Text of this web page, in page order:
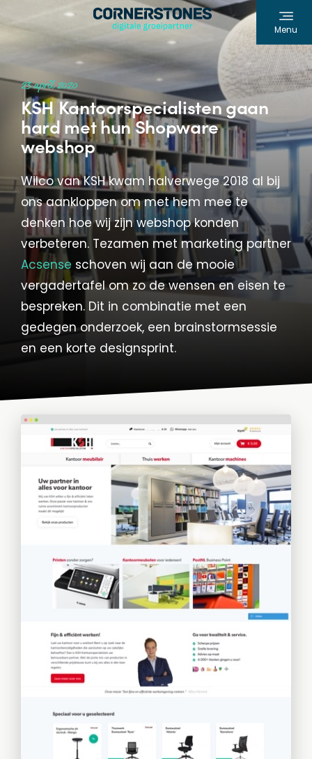
Menu
23 april 2020
KSH Kantoorspecialisten gaan
hard met hun Shopware
webshop
Wilco van KSH kwam halverwege 2018 al bij
ons aankloppen om met hem mee te
denken hoe wij zijn webshop konden
verbeteren. Tezamen met marketing partner
Acsense schoven wij aan de mooie
vergadertafel om zo de wensen en eisen te
bespreken. Dit in combinatie met een
gedegen onderzoek, een brainstormsessie
en een korte designsprint.